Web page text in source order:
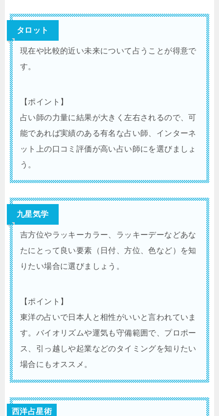
タロット
現在や比較的近い未来について占うことが得意で
す。
【ポイント】
占い師の力量に結果が大きく左右されるので、可
能であれば実績のある有名な占い師、インターネ
ット上の口コミ評価が高い占い師にを選びましょ
う。
九星気学
吉方位やラッキーカラー、ラッキーデーなどあな
たにとって良い要素（日付、方位、色など）を知
りたい場合に選びましょう。
【ポイント】
東洋の占いで日本人と相性がいいと言われていま
す。バイオリズムや運気も守備範囲で、プロポー
ス、引っ越しや起業などのタイミングを知りたい
場合にもオススメ。
西洋占星術